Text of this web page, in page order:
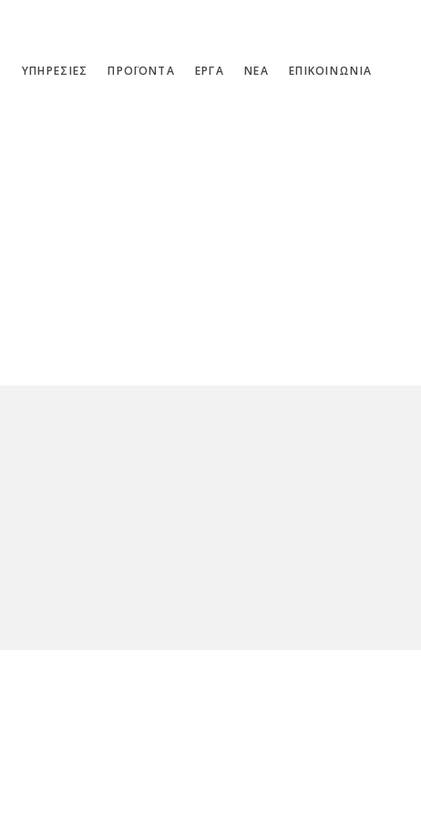
ΥΠΗΡΕΣΙΕΣ ΠΡΟΪΟΝΤΑ ΕΡΓΑ ΝΕΑ ΕΠΙΚΟΙΝΩΝΙΑ